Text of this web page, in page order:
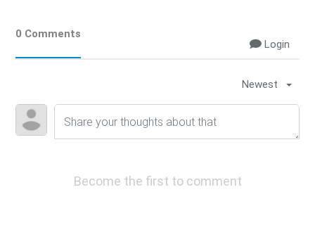
0 Comments
Login
Newest
Become the first to comment